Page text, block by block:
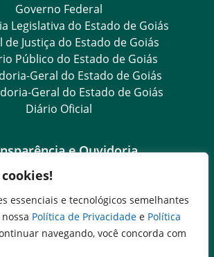
essenciais e tecnológicos semelhantes
Política de Privacidade e Política
navegando, você concorda com
Governo Federal
Legislativa do Estado de Goiás
de Justiça do Estado de Goiás
Público do Estado de Goiás
Geral do Estado de Goiás
Geral do Estado de Goiás
Diário Oficial
e Ouvidoria
LGPD
Goiás Transparência
Dados Abertos Goiás
de Informação ao Cidadão
de Informação ao Cidadão